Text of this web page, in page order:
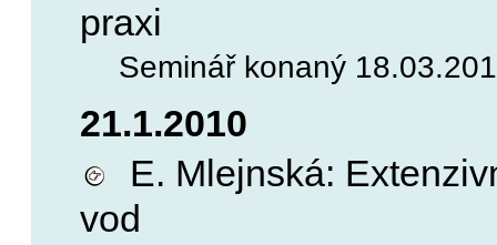
praxi
Seminář konaný
21.1.2010
E. Mlejnská:
vod